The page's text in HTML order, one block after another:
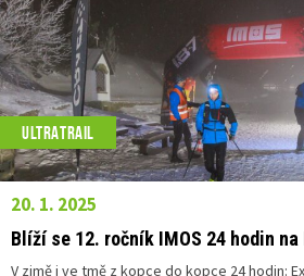
ULTRATRAIL
20. 1. 2025
Blíží se 12. ročník IMOS 24 hodin na
V zimě i ve tmě z kopce do kopce 24 hodin: